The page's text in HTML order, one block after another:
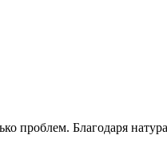
проблем. Благодаря